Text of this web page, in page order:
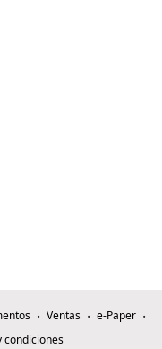
Ventas
e-Paper
condiciones